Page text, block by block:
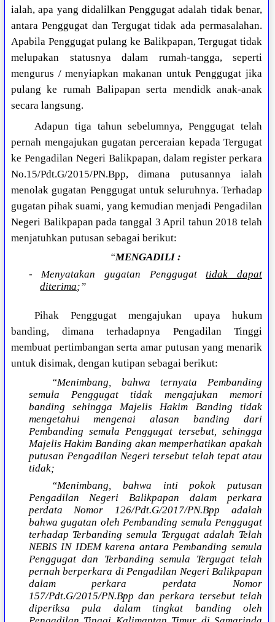
ialah, apa yang didalilkan Penggugat adalah tidak benar,
antara Penggugat dan Tergugat tidak ada permasalahan.
Apabila Penggugat pulang ke Balikpapan, Tergugat tidak
melupakan statusnya dalam rumah-tangga, seperti
mengurus / menyiapkan makanan untuk Penggugat jika
pulang ke rumah Balipapan serta mendidk anak-anak
secara langsung.
Adapun tiga tahun sebelumnya, Penggugat telah
pernah mengajukan gugatan perceraian kepada Tergugat
ke Pengadilan Negeri Balikpapan, dalam register perkara
No.15/Pdt.G/2015/PN.Bpp, dimana putusannya ialah
menolak gugatan Penggugat untuk seluruhnya. Terhadap
gugatan pihak suami, yang kemudian menjadi Pengadilan
Negeri Balikpapan pada tanggal 3 April tahun 2018 telah
menjatuhkan putusan sebagai berikut:
“MENGADILI :
- Menyatakan gugatan Penggugattidak dapat
diterima;”
Pihak Penggugat mengajukan upaya hukum
banding, dimana terhadapnya Pengadilan Tinggi
membuat pertimbangan serta amar putusan yang menarik
untuk disimak, dengan kutipan sebagai berikut:
“Menimbang, bahwa ternyata Pembanding
semula Penggugat tidak mengajukan memori
banding sehingga Majelis Hakim Banding tidak
mengetahui mengenai alasan banding dari
Pembanding semula Penggugat tersebut, sehingga
Majelis Hakim Banding akan memperhatikan apakah
putusan Pengadilan Negeri tersebut telah tepat atau
tidak;
“Menimbang, bahwa inti pokok putusan
Pengadilan Negeri Balikpapan dalam perkara
perdata Nomor 126/Pdt.G/2017/PN.Bpp adalah
bahwa gugatan oleh Pembanding semula Penggugat
terhadap Terbanding semula Tergugat adalah Telah
NEBIS IN IDEM karena antara Pembanding semula
Penggugat dan Terbanding semula Tergugat telah
pernah berperkara di Pengadilan Negeri Balikpapan
dalam perkara perdata Nomor
157/Pdt.G/2015/PN.Bpp dan perkara tersebut telah
diperiksa pula dalam tingkat banding oleh